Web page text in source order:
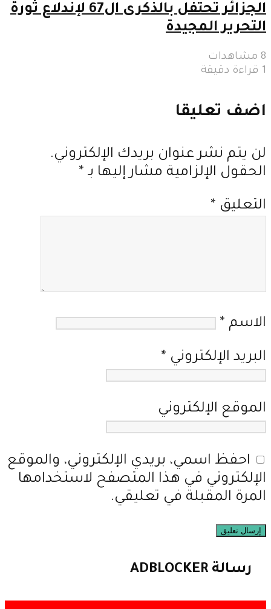
الجزائر تحتفل بالذكرى ال67 لإندلاع ثورة
التحرير المجيدة
8 مشاهدات
1 قراءة دقيقة
اضف تعليقا
لن يتم نشر عنوان بريدك الإلكتروني.
الحقول الإلزامية مشار إليها بـ *
التعليق *
الاسم *
البريد الإلكتروني *
الموقع الإلكتروني
احفظ اسمي، بريدي الإلكتروني، والموقع
الإلكتروني في هذا المتصفح لاستخدامها
المرة المقبلة في تعليقي.
رسالة ADBLOCKER